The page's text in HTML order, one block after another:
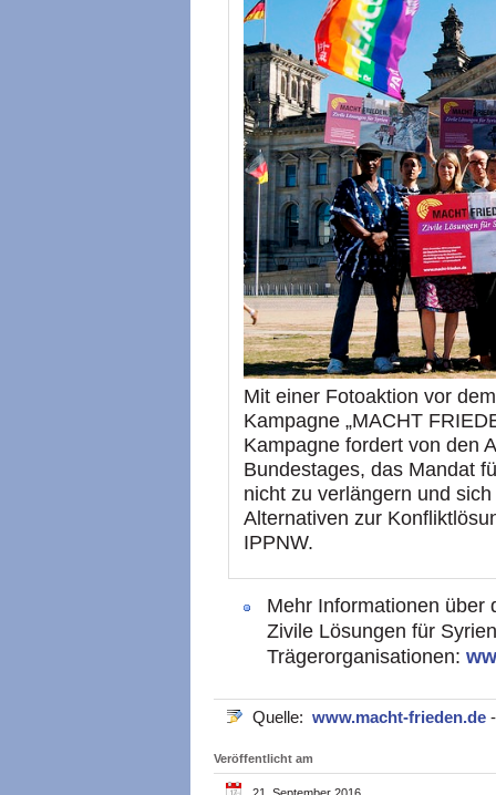
Mit einer Fotoaktion vor
Kampagne „MACHT
Kampagne fordert von den
Bundestages, das Mandat
nicht zu verlängern und
Alternativen zur
IPPNW.
Mehr Informationen über
Zivile Lösungen für
Trägerorganisationen:
Quelle: www.macht-frieden.de
Veröffentlicht am